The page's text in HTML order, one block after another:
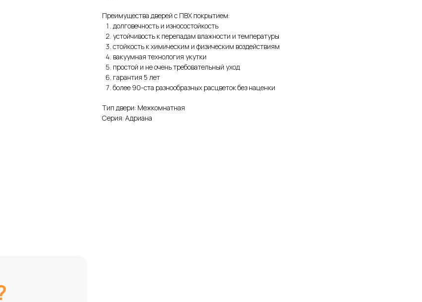
Преимущества дверей с ПВХ покрытием:
долговечность и износостойкость
устойчивость к перепадам влажности и температуры
стойкость к химическим и физическим воздействиям
вакуумная технология укутки
простой и не очень требовательный уход
гарантия 5 лет
более 90-ста разнообразных расцветок без наценки
Тип двери: Межкомнатная
Серия: Адриана